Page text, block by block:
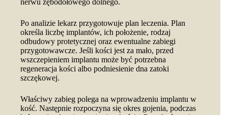
nerwu zębodołowego dolnego.
Po analizie lekarz przygotowuje plan leczenia. Plan
określa liczbę implantów, ich położenie, rodzaj
odbudowy protetycznej oraz ewentualne zabiegi
przygotowawcze. Jeśli kości jest za mało, przed
wszczepieniem implantu może być potrzebna
regeneracja kości albo podniesienie dna zatoki
szczękowej.
Właściwy zabieg polega na wprowadzeniu implantu w
kość. Następnie rozpoczyna się okres gojenia, podczas